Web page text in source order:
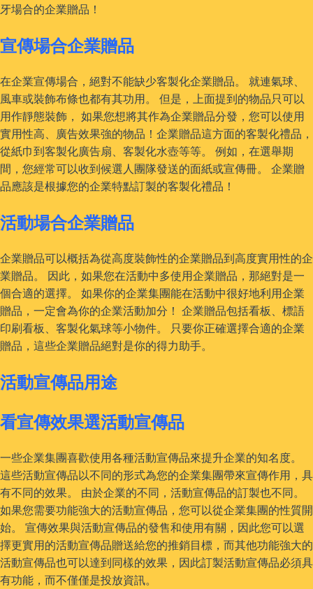
牙場合的企業贈品！
宣傳場合企業贈品
在企業宣傳場合，絕對不能缺少客製化企業贈品。 就連氣球、
風車或裝飾布條也都有其功用。 但是，上面提到的物品只可以
用作靜態裝飾， 如果您想將其作為企業贈品分發，您可以使用
實用性高、廣告效果強的物品！企業贈品這方面的客製化禮品，
從紙巾到客製化廣告扇、客製化水壺等等。 例如，在選舉期
間，您經常可以收到候選人團隊發送的面紙或宣傳冊。 企業贈
品應該是根據您的企業特點訂製的客製化禮品！
活動場合企業贈品
企業贈品可以概括為從高度裝飾性的企業贈品到高度實用性的企
業贈品。 因此，如果您在活動中多使用企業贈品，那絕對是一
個合適的選擇。 如果你的企業集團能在活動中很好地利用企業
贈品，一定會為你的企業活動加分！ 企業贈品包括看板、標語
印刷看板、客製化氣球等小物件。 只要你正確選擇合適的企業
贈品，這些企業贈品絕對是你的得力助手。
活動宣傳品用途
看宣傳效果選活動宣傳品
一些企業集團喜歡使用各種活動宣傳品來提升企業的知名度。
這些活動宣傳品以不同的形式為您的企業集團帶來宣傳作用，具
有不同的效果。 由於企業的不同，活動宣傳品的訂製也不同。
如果您需要功能強大的活動宣傳品，您可以從企業集團的性質開
始。 宣傳效果與活動宣傳品的發售和使用有關，因此您可以選
擇更實用的活動宣傳品贈送給您的推銷目標，而其他功能強大的
活動宣傳品也可以達到同樣的效果，因此訂製活動宣傳品必須具
有功能，而不僅僅是投放資訊。